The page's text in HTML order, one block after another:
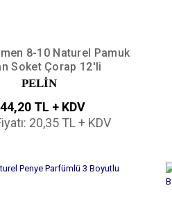
8-10 Naturel Pamuk
Soket Çorap 12'li
PELİN
TL + KDV
20,35 TL + KDV